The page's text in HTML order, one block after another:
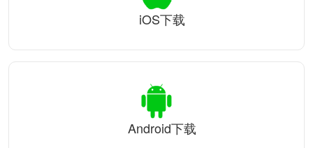
iOS下载
Android下载